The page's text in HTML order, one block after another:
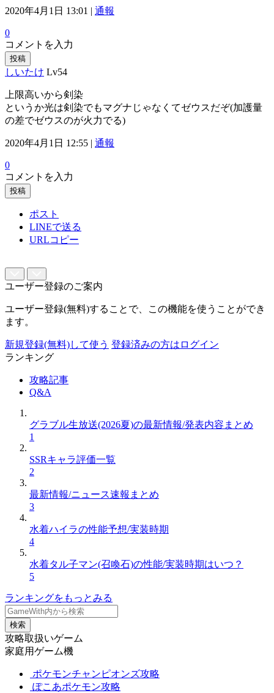
2020年4月1日 13:01 | 通報
0
コメントを入力
投稿
しいたけ Lv54
上限高いから剣染
というか光は剣染でもマグナじゃなくてゼウスだぞ(加護量
の差でゼウスのが火力でる)
2020年4月1日 12:55 | 通報
0
コメントを入力
投稿
ポスト
LINEで送る
URLコピー
ユーザー登録のご案内
ユーザー登録(無料)することで、この機能を使うことができ
ます。
新規登録(無料)して使う 登録済みの方はログイン
ランキング
攻略記事
Q&A
グラブル生放送(2026夏)の最新情報/発表内容まとめ
1
SSRキャラ評価一覧
2
最新情報/ニュース速報まとめ
3
水着ハイラの性能予想/実装時期
4
水着タル子マン(召喚石)の性能/実装時期はいつ？
5
ランキングをもっとみる
検索
攻略取扱いゲーム
家庭用ゲーム機
ポケモンチャンピオンズ攻略
ぽこあポケモン攻略